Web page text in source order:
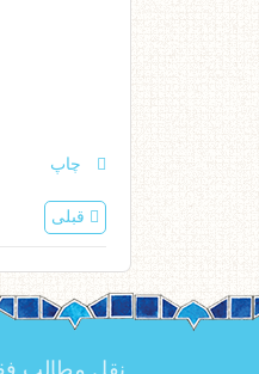
چاپ
قبلی
نقل مطالب